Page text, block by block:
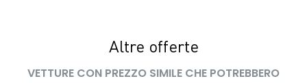
Altre offerte
VETTURE CON PREZZO SIMILE CHE POTREBBERO